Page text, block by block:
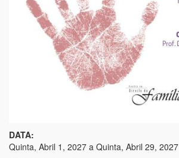
PROCESSUAIS
DATA:
Quinta, Abril 1, 2027 a Quinta, Abril 29, 2027